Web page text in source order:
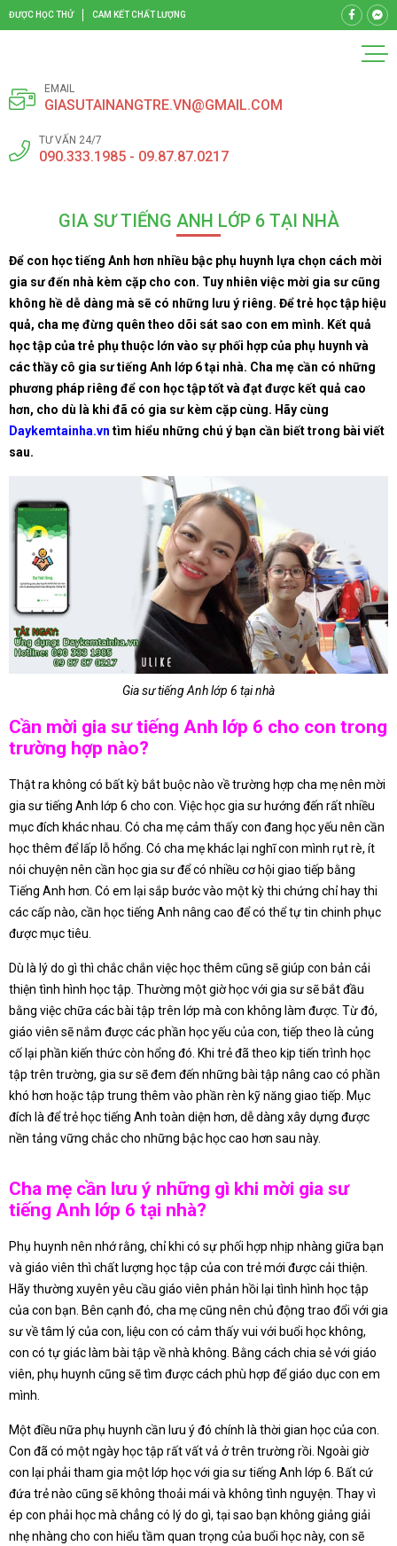
ĐƯỢC HỌC THỬ CAM KẾT CHẤT LƯỢNG
EMAIL
GIASUTAINANGTRE.VN@GMAIL.COM
TƯ VẤN 24/7
090.333.1985 - 09.87.87.0217
GIA SƯ TIẾNG ANH LỚP 6 TẠI NHÀ
Để con học tiếng Anh hơn nhiều bậc phụ huynh lựa chọn cách mời
gia sư đến nhà kèm cặp cho con. Tuy nhiên việc mời gia sư cũng
không hề dễ dàng mà sẽ có những lưu ý riêng. Để trẻ học tập hiệu
quả, cha mẹ đừng quên theo dõi sát sao con em mình. Kết quả
học tập của trẻ phụ thuộc lớn vào sự phối hợp của phụ huynh và
các thầy cô gia sư tiếng Anh lớp 6 tại nhà. Cha mẹ cần có những
phương pháp riêng để con học tập tốt và đạt được kết quả cao
hơn, cho dù là khi đã có gia sư kèm cặp cùng. Hãy cùng
Daykemtainha.vn tìm hiểu những chú ý bạn cần biết trong bài viết
sau.
Gia sư tiếng Anh lớp 6 tại nhà
Cần mời gia sư tiếng Anh lớp 6 cho con trong
trường hợp nào?
Thật ra không có bất kỳ bắt buộc nào về trường hợp cha mẹ nên mời
gia sư tiếng Anh lớp 6 cho con. Việc học gia sư hướng đến rất nhiều
mục đích khác nhau. Có cha mẹ cảm thấy con đang học yếu nên cần
học thêm để lấp lỗ hổng. Có cha mẹ khác lại nghĩ con mình rụt rè, ít
nói chuyện nên cần học gia sư để có nhiều cơ hội giao tiếp bằng
Tiếng Anh hơn. Có em lại sắp bước vào một kỳ thi chứng chỉ hay thi
các cấp nào, cần học tiếng Anh nâng cao để có thể tự tin chinh phục
được mục tiêu.
Dù là lý do gì thì chắc chắn việc học thêm cũng sẽ giúp con bản cải
thiện tình hình học tập. Thường một giờ học với gia sư sẽ bắt đầu
bằng việc chữa các bài tập trên lớp mà con không làm được. Từ đó,
giáo viên sẽ nắm được các phần học yếu của con, tiếp theo là củng
cố lại phần kiến thức còn hổng đó. Khi trẻ đã theo kịp tiến trình học
tập trên trường, gia sư sẽ đem đến những bài tập nâng cao có phần
khó hơn hoặc tập trung thêm vào phần rèn kỹ năng giao tiếp. Mục
đích là để trẻ học tiếng Anh toàn diện hơn, dễ dàng xây dựng được
nền tảng vững chắc cho những bậc học cao hơn sau này.
Cha mẹ cần lưu ý những gì khi mời gia sư
tiếng Anh lớp 6 tại nhà?
Phụ huynh nên nhớ rằng, chỉ khi có sự phối hợp nhịp nhàng giữa bạn
và giáo viên thì chất lượng học tập của con trẻ mới được cải thiện.
Hãy thường xuyên yêu cầu giáo viên phản hồi lại tình hình học tập
của con bạn. Bên cạnh đó, cha mẹ cũng nên chủ động trao đổi với gia
sư về tâm lý của con, liệu con có cảm thấy vui với buổi học không,
con có tự giác làm bài tập về nhà không. Bằng cách chia sẻ với giáo
viên, phụ huynh cũng sẽ tìm được cách phù hợp để giáo dục con em
mình.
Một điều nữa phụ huynh cần lưu ý đó chính là thời gian học của con.
Con đã có một ngày học tập rất vất vả ở trên trường rồi. Ngoài giờ
con lại phải tham gia một lớp học với gia sư tiếng Anh lớp 6. Bất cứ
đứa trẻ nào cũng sẽ không thoải mái và không tình nguyện. Thay vì
ép con phải học mà chẳng có lý do gì, tại sao bạn không giảng giải
nhẹ nhàng cho con hiểu tầm quan trọng của buổi học này, con sẽ